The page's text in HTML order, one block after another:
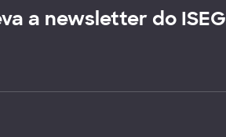
a newsletter do ISEG